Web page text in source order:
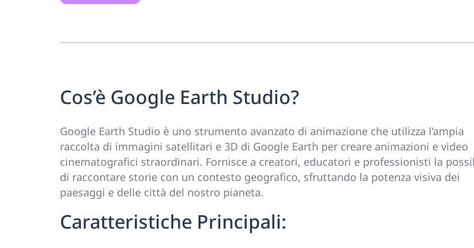
Cos’è Google Earth Studio?
Google Earth Studio è uno strumento avanzato di animazione che utilizza l’ampia
raccolta di immagini satellitari e 3D di Google Earth per creare animazioni e video
cinematografici straordinari. Fornisce a creatori, educatori e professionisti la
di raccontare storie con un contesto geografico, sfruttando la potenza visiva dei
paesaggi e delle città del nostro pianeta.
Caratteristiche Principali: